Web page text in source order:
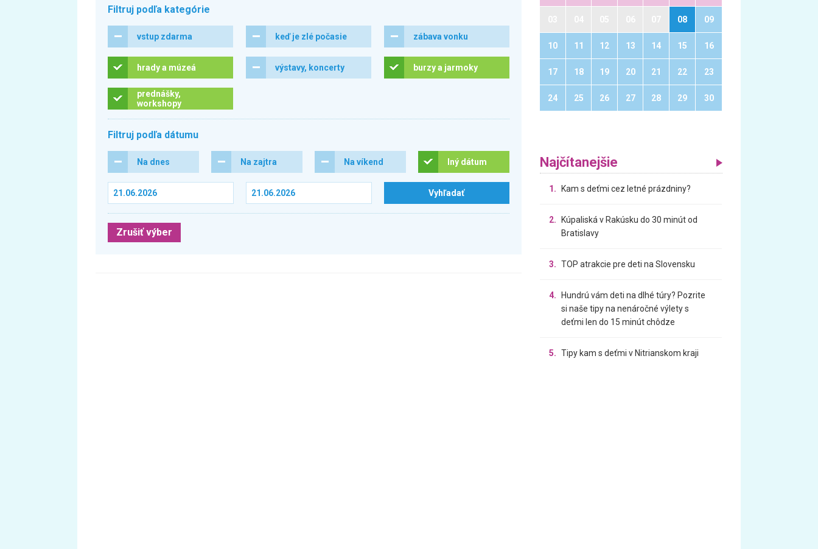
Filtruj podľa kategórie
vstup zdarma keď je zlé počasie zábava vonku
hrady a múzeá výstavy, koncerty burzy a jarmoky
prednášky,
workshopy
Filtruj podľa dátumu
Na dnes Na zajtra Na víkend Iný dátum
Zrušiť výber
08 09
10 11 12 13 14 15 16
17 18 19 20 21 22 23
24 25 26 27 28 29 30
Najčítanejšie
1. Kam s deťmi cez letné prázdniny?
2.
Kúpaliská v Rakúsku do 30 minút od
Bratislavy
3. TOP atrakcie pre deti na Slovensku
4.
Hundrú vám deti na dlhé túry? Pozrite
si naše tipy na nenáročné výlety s
deťmi len do 15 minút chôdze
5. Tipy kam s deťmi v Nitrianskom kraji